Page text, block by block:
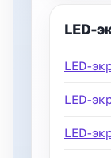
LED-
LED-
LED-
LED-